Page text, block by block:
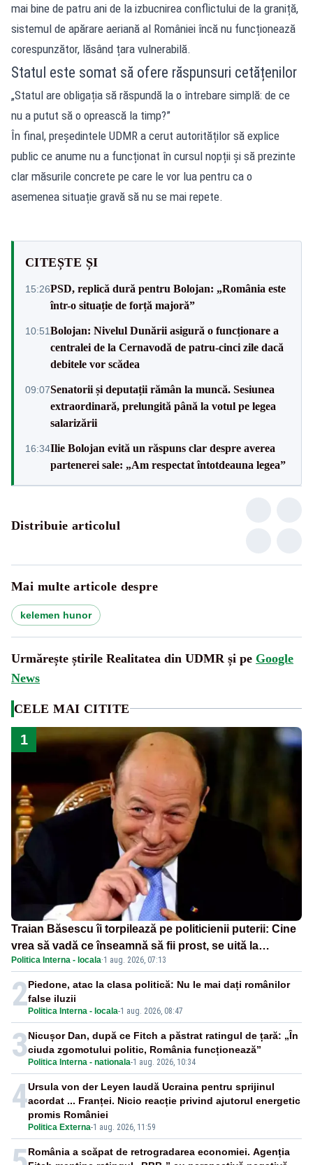
mai bine de patru ani de la izbucnirea conflictului de la graniță,
sistemul de apărare aeriană al României încă nu funcționează
corespunzător, lăsând țara vulnerabilă.
Statul este somat să ofere răspunsuri cetățenilor
„Statul are obligația să răspundă la o întrebare simplă: de ce
nu a putut să o oprească la timp?”
În final, președintele UDMR a cerut autorităților să explice
public ce anume nu a funcționat în cursul nopții și să prezinte
clar măsurile concrete pe care le vor lua pentru ca o
asemenea situație gravă să nu se mai repete.
CITEȘTE ȘI
15:26PSD, replică dură pentru Bolojan: „România este
într-o situație de forță majoră”
10:51Bolojan: Nivelul Dunării asigură o funcționare a
centralei de la Cernavodă de patru-cinci zile dacă
debitele vor scădea
09:07Senatorii și deputații rămân la muncă. Sesiunea
extraordinară, prelungită până la votul pe legea
salarizării
16:34Ilie Bolojan evită un răspuns clar despre averea
partenerei sale: „Am respectat întotdeauna legea”
Distribuie articolul
Mai multe articole despre
kelemen hunor
Urmărește știrile Realitatea din UDMR și pe Google
News
CELE MAI CITITE
1
Traian Băsescu îi torpilează pe politicienii puterii: Cine
vrea să vadă ce înseamnă să fii prost, se uită la
România
Politica Interna - locala·1 aug. 2026, 07:13
2 Politica Interna - locala-1 aug. 2026, 08:47
Piedone, atac la clasa politică: Nu le mai dați românilor
false iluzii
3 Politica Interna - nationala-1 aug. 2026, 10:34
Nicușor Dan, după ce Fitch a păstrat ratingul de țară: „În
ciuda zgomotului politic, România funcționează”
4
Politica Externa-1 aug. 2026, 11:59
Ursula von der Leyen laudă Ucraina pentru sprijinul
acordat ... Franței. Nicio reacție privind ajutorul energetic
promis României
România a scăpat de retrogradarea economiei. Agenția